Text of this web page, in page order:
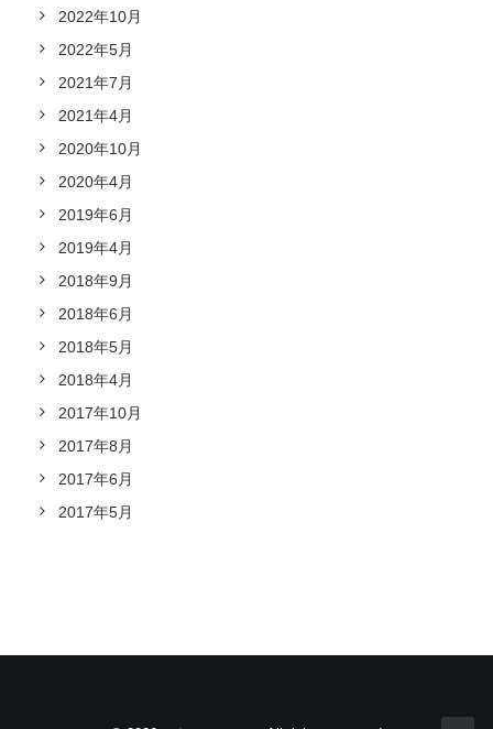
2022年10月
2022年5月
2021年7月
2021年4月
2020年10月
2020年4月
2019年6月
2019年4月
2018年9月
2018年6月
2018年5月
2018年4月
2017年10月
2017年8月
2017年6月
2017年5月